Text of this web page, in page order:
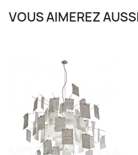
VOUS AIMEREZ AUSSI